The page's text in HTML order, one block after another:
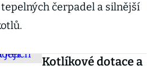
čerpadel a silnější
Kotlíkové dotace a